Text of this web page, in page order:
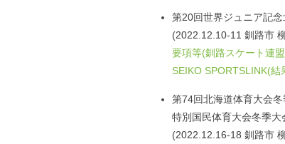
第20回世界ジュニア記
(2022.12.10-11 釧路市
要項等(釧路スケート連
SEIKO SPORTSLINK(結
第74回北海道体育大会
特別国民体育大会冬季
(2022.12.16-18 釧路市